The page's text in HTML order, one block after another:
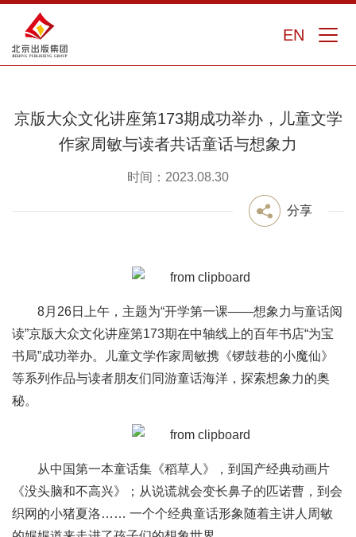
EN
京版大众文化讲座第173期成功举办，儿童文学
作家周敏与读者共话童话与想象力
时间：2023.08.30
分享
8月26日上午，主题为“开学第一课——想象力与童话阅
读”京版大众文化讲座第173期在中轴线上的百年书店“为宝
书局”成功举办。儿童文学作家周敏携《锣鼓巷的小魔仙》
等系列作品与读者朋友们同游童话海洋，探索想象力的奥
秘。
从中国第一本童话集《稻草人》，到国产经典动画片
《没头脑和不高兴》；从说谎就会变长鼻子的匹诺曹，到会
织网的小猪夏洛…… 一个个经典童话形象随着主讲人周敏